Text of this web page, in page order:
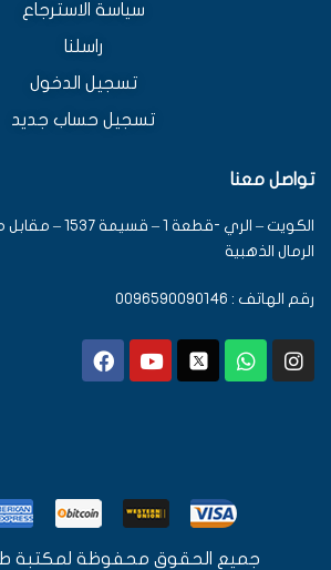
سياسة الاسترجاع
راسلنا
تسجيل الدخول
تسجيل حساب جديد
تواصل معنا
الكويت – الري -
الرمال الذهبية
رقم الهاتف : 0096590090146
جميع الحقوق محفوظة لمكتبة